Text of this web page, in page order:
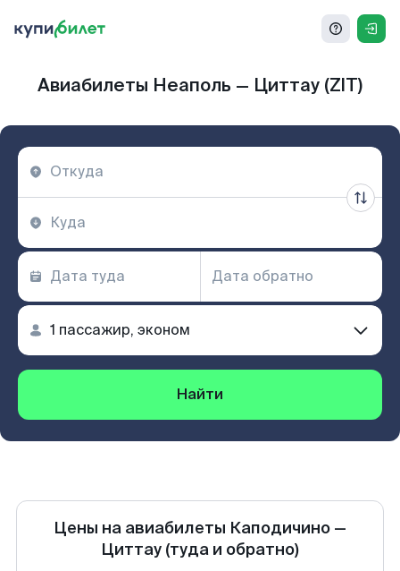
Авиабилеты Неаполь — Циттау (ZIT)
Найти
Цены на авиабилеты Каподичино —
Циттау (туда и обратно)